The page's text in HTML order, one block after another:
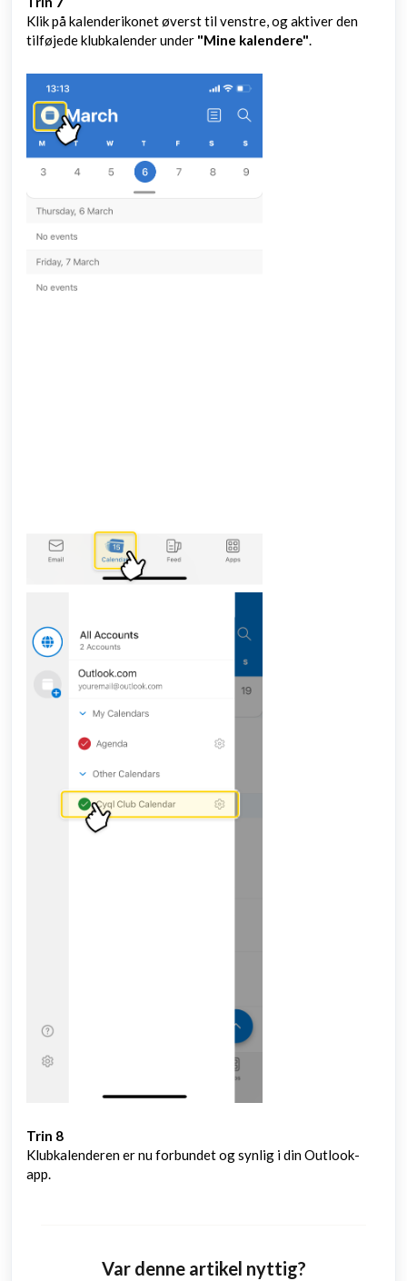
Klik på kalenderikonet øverst til venstre, og aktiver den
tilføjede klubkalender under "Mine kalendere"
Trin 8
Klubkalenderen er nu forbundet og synlig i din Outlook-
app.
Var denne artikel nyttig?